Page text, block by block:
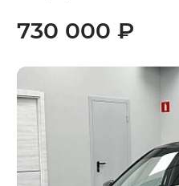
730 000 ₽